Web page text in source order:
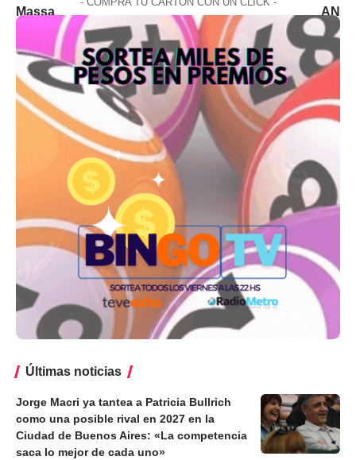
Últimas noticias
Jorge Macri ya tantea a Patricia Bullrich
como una posible rival en 2027 en la
Ciudad de Buenos Aires: «La competencia
saca lo mejor de cada uno»